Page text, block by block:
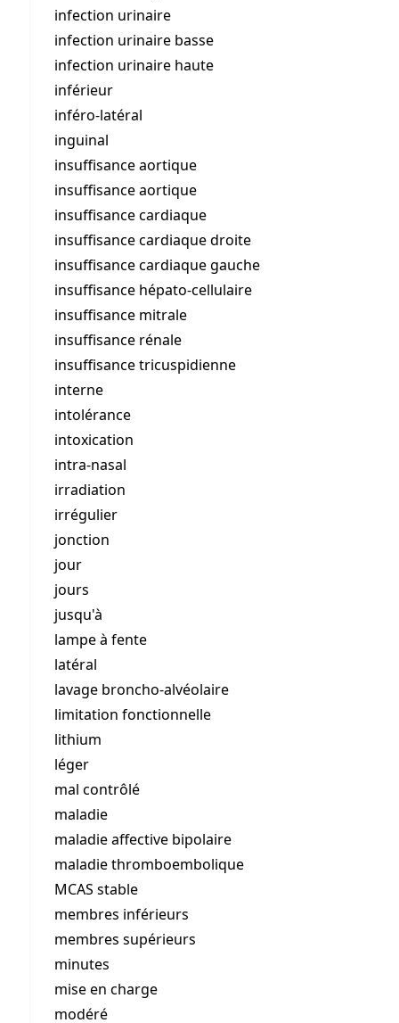
infection urinaire
infection urinaire basse
infection urinaire haute
inférieur
inféro-latéral
inguinal
insuffisance aortique
insuffisance aortique
insuffisance cardiaque
insuffisance cardiaque droite
insuffisance cardiaque gauche
insuffisance hépato-cellulaire
insuffisance mitrale
insuffisance rénale
insuffisance tricuspidienne
interne
intolérance
intoxication
intra-nasal
irradiation
irrégulier
jonction
jour
jours
jusqu'à
lampe à fente
latéral
lavage broncho-alvéolaire
limitation fonctionnelle
lithium
léger
mal contrôlé
maladie
maladie affective bipolaire
maladie thromboembolique
MCAS stable
membres inférieurs
membres supérieurs
minutes
mise en charge
modéré